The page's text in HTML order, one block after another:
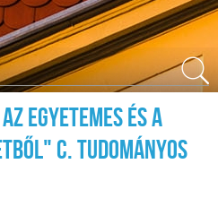
egyetemes és a
c. tudományos